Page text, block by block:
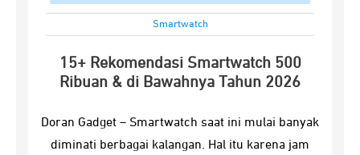
Smartwatch
15+ Rekomendasi Smartwatch 500
Ribuan & di Bawahnya Tahun 2026
Doran Gadget – Smartwatch saat ini mulai banyak
diminati berbagai kalangan. Hal itu karena jam